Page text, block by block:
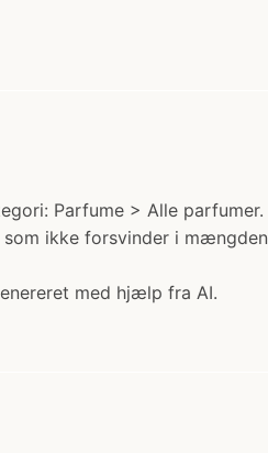
Parfume > Alle
ikke forsvinder i
med hjælp fra AI.